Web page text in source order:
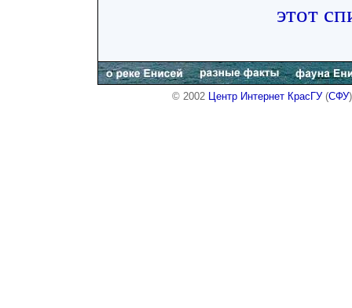
этот
© 2002 Центр Интернет КрасГУ(СФУ